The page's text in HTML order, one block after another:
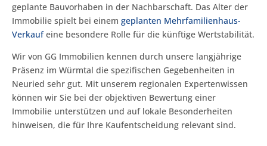
geplante Bauvorhaben in der Nachbarschaft. Das Alter der
Immobilie spielt bei einem geplanten Mehrfamilienhaus-
Verkaufeine besondere Rolle für die künftige Wertstabilität.
Wir von GG Immobilien kennen durch unsere langjährige
Präsenz im Würmtal die spezifischen Gegebenheiten in
Neuried sehr gut. Mit unserem regionalen Expertenwissen
können wir Sie bei der objektiven Bewertung einer
Immobilie unterstützen und auf lokale Besonderheiten
hinweisen, die für Ihre Kaufentscheidung relevant sind.